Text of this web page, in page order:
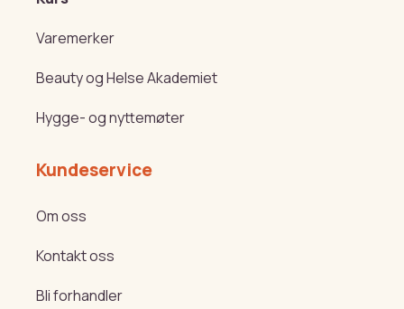
Varemerker
Beauty og Helse Akademiet
Hygge- og nyttemøter
Kundeservice
Om oss
Kontakt oss
Bli forhandler